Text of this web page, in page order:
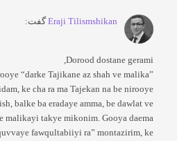
Eraji Tilismshikan گفت:
Dorood dostane gerami,
“darke Tajikane az shah ve malika”
ke cha ra ma Tajekan na be nirooye
balke ba eradaye amma, be dawlat ve
malikayi takye mikonim. Gooya daema
fawqultabiiyi ra” montazirim, ke